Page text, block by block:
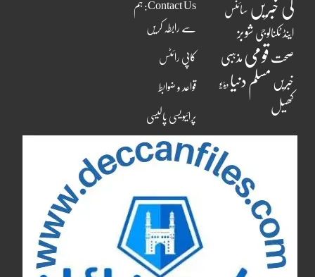
کی خبریں سائنس
اینڈ ٹکنالوجی شوبز
صحت قومی مذہبی
خبریں مسلم دنیا ویڈیو
کھیل
Contact Us: ہم
سے رابطہ کریں
کاپی رائٹس
قواعد و ضوابط
پرائیویسی پالیسی